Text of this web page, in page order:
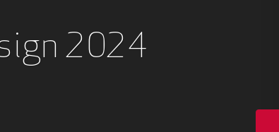
2024